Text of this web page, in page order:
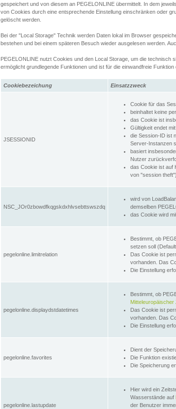
gespeichert und von diesem an PEGELONLINE übermittelt. In dem
von Cookies durch eine entsprechende Einstellung einschränken oder
gelöscht werden.
Bei der "Local Storage" Technik werden Daten lokal im Browser
bestehen und bei einem späteren Besuch wieder ausgelesen werden.
PEGELONLINE nutzt Cookies und den Local Storage, um die
ermöglicht grundlegende Funktionen und ist für die einwandfreie Funktion
Cookiebezeichung Einsatzzweck
JSESSIONID
Cookie für das
beinhaltet keine
das Cookie ist
Gültigkeit endet
die Session-ID ist
Server-Instanzen
basiert
Nutzer
das Cookie ist auf
von "session theft")
NSC_JOr0zbowdfkqgskdxhlvsebttswszdq
wird von
demselben
das Cookie wird
pegelonline.limitrelation
Bestimmt, ob
setzen soll
Das Cookie ist
vorhanden. Das
Die Einstellung
pegelonline.displaydstdatetimes
Bestimmt, ob
Mitteleuropäischer
Das Cookie ist
vorhanden. Das
Die Einstellung
pegelonline.favorites
Dient der
Die Funktion
Die Speicherung
pegelonline.lastupdate
Hier wird ein
Wasserstände auf
der Benutzer